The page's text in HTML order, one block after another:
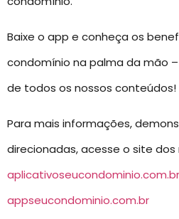
Baixe o app e conheça os
condomínio na palma da mão
de todos os nossos conteúdos!
Para mais informações,
direcionadas, acesse o site dos
aplicativoseucondominio.com.br
appseucondominio.com.br